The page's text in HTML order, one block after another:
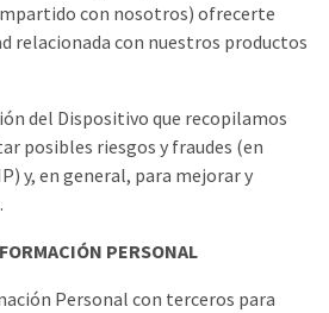
con nosotros) ofrecerte
relacionada con nuestros productos
del Dispositivo que recopilamos
posibles riesgos y fraudes (en
y, en general, para mejorar y
PERSONAL
Personal con terceros para